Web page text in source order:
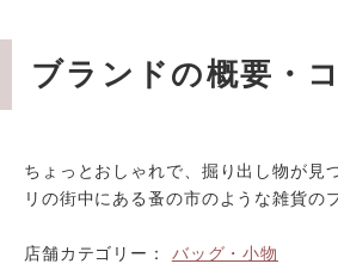
ブランドの概要・
ちょっとおしゃれで、掘り出し物が見
リの街中にある蚤の市のような雑貨の
店舗カテゴリー： バッグ・小物